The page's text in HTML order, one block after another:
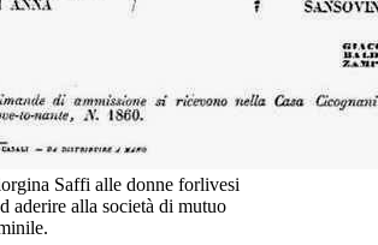
Saffi alle donne forlivesi
aderire alla società di mutuo